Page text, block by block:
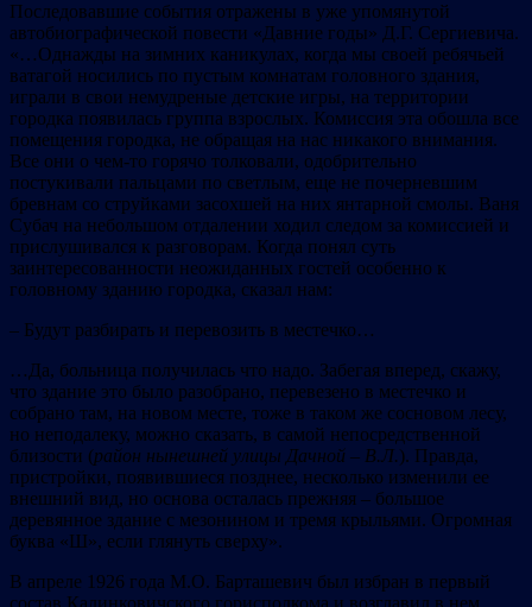
Последовавшие события отражены в уже упомянутой
автобиографической повести «Давние годы» Д.Г. Сергиевича.
«…Однажды на зимних каникулах, когда мы своей ребячьей
ватагой носились по пустым комнатам головного здания,
играли в свои немудреные детские игры, на территории
городка появилась группа взрослых. Комиссия эта обошла все
помещения городка, не обращая на нас никакого внимания.
Все они о чем-то горячо толковали, одобрительно
постукивали пальцами по светлым, еще не почерневшим
бревнам со струйками засохшей на них янтарной смолы. Ваня
Субач на небольшом отдалении ходил следом за комиссией и
прислушивался к разговорам. Когда понял суть
заинтересованности неожиданных гостей особенно к
головному зданию городка, сказал нам:
– Будут разбирать и перевозить в местечко…
…Да, больница получилась что надо. Забегая вперед, скажу,
что здание это было разобрано, перевезено в местечко и
собрано там, на новом месте, тоже в таком же сосновом лесу,
но неподалеку, можно сказать, в самой непосредственной
близости (район нынешней улицы Дачной – В.Л. ). Правда,
пристройки, появившиеся позднее, несколько изменили ее
внешний вид, но основа осталась прежняя – большое
деревянное здание с мезонином и тремя крыльями. Огромная
буква «Ш», если глянуть сверху».
В апреле 1926 года М.О. Барташевич был избран в первый